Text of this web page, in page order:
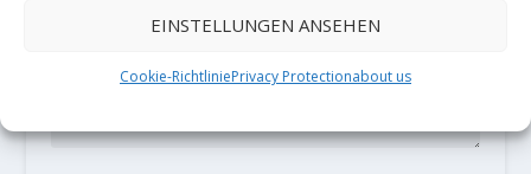
EINSTELLUNGEN ANSEHEN
Cookie-RichtliniePrivacy Protectionabout us